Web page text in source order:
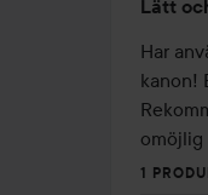
5
av
5
Lätt
Har
kanon!
omöjlig
1